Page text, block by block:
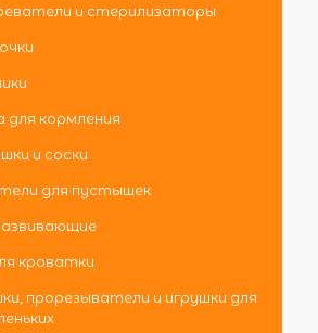
и стерилизаторы
для кормления
и соски
для пустышек
кроватки
прорезыватели и игрушки для